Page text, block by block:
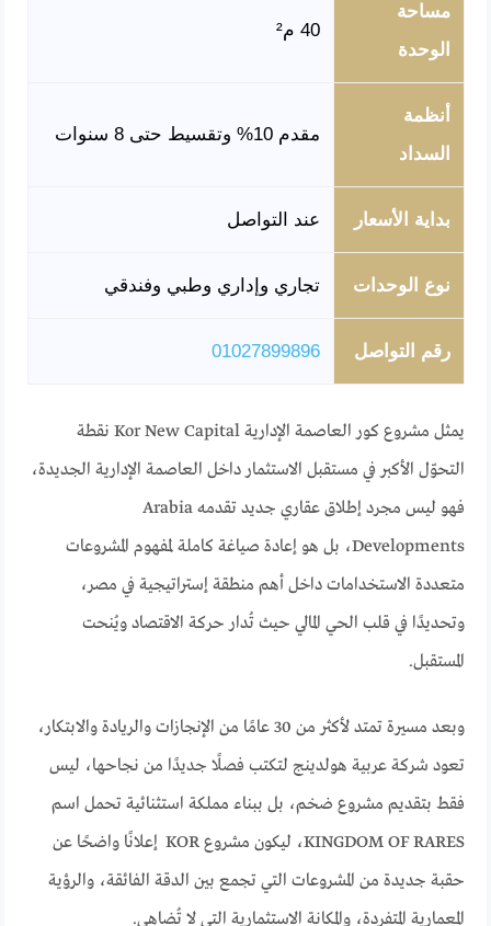
مساحة
الوحدة
40 م²
أنظمة
السداد
مقدم 10% وتقسيط حتى 8 سنوات
بداية الأسعار عند التواصل
نوع الوحدات تجاري وإداري وطبي وفندقي
رقم التواصل 01027899896
يمثل مشروع كور العاصمة الإدارية Kor New Capital نقطة
التحوّل الأكبر في مستقبل الاستثمار داخل العاصمة الإدارية الجديدة،
فهو ليس مجرد إطلاق عقاري جديد تقدمه Arabia
Developments، بل هو إعادة صياغة كاملة لمفهوم المشروعات
متعددة الاستخدامات داخل أهم منطقة إستراتيجية في مصر،
وتحديدًا في قلب الحي المالي حيث تُدار حركة الاقتصاد ويُنحت
المستقبل.
وبعد مسيرة تمتد لأكثر من 30 عامًا من الإنجازات والريادة والابتكار،
تعود شركة عربية هولدينج لتكتب فصلًا جديدًا من نجاحها، ليس
فقط بتقديم مشروع ضخم، بل ببناء مملكة استثنائية تحمل اسم
KINGDOM OF RARES، ليكون مشروع KOR إعلانًا واضحًا عن
حقبة جديدة من المشروعات التي تجمع بين الدقة الفائقة، والرؤية
المعمارية المتفردة، والمكانة الاستثمارية التي لا تُضاهى.